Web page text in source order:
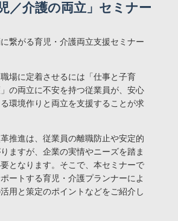
／介護の両立」セミナー
繋がる育児・介護両立支援セミナー
場に定着させるには「仕事と子育
の両立に不安を持つ従業員が、安心
環境作りと両立を支援することが求
推進は、従業員の離職防止や安定的
ますが、企業の実情やニーズを踏ま
となります。そこで、本セミナーで
ートする育児・介護プランナーによ
用と策定のポイントなどをご紹介し